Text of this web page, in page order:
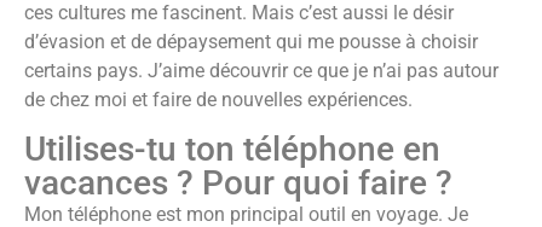
ces cultures me fascinent. Mais c’est aussi le désir
d’évasion et de dépaysement qui me pousse à choisir
certains pays. J’aime découvrir ce que je n’ai pas autour
de chez moi et faire de nouvelles expériences.
Utilises-tu ton téléphone en
vacances ? Pour quoi faire ?
Mon téléphone est mon principal outil en voyage. Je